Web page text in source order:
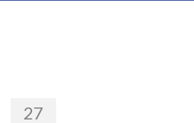
27